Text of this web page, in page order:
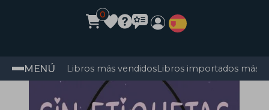
0
MENÚ Libros más vendidosLibros importados más